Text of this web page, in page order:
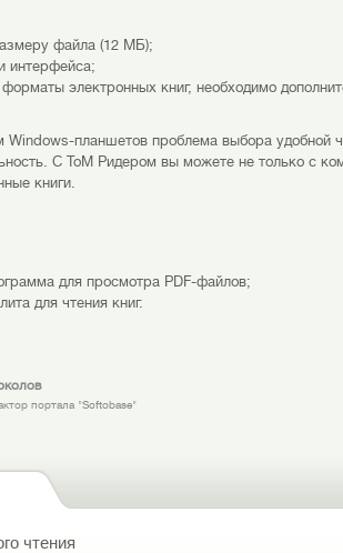
файла (12 МБ);
интерфейса;
электронных книг, необходимо
Windows-планшетов проблема выбора удобной
С ТоМ Ридером вы можете не только с
книги.
для просмотра PDF-файлов;
для чтения книг.
портала "Softobase"
чтения